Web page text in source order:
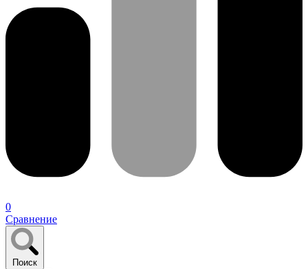
0
Сравнение
Поиск